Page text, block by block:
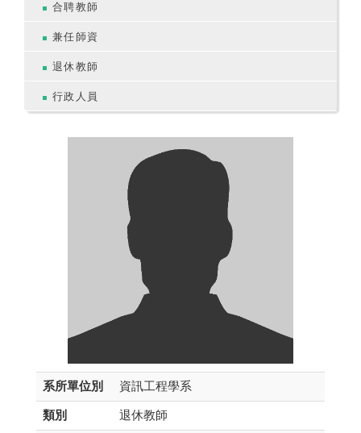
合聘教師
兼任師資
退休教師
行政人員
系所單位別
資訊工程學系
類別
退休教師